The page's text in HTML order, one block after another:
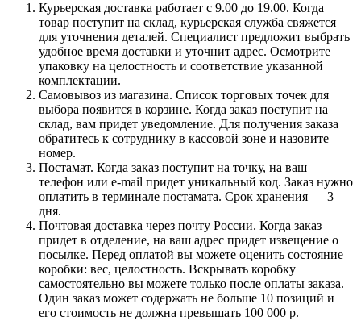
Курьерская доставка работает с 9.00 до 19.00. Когда
товар поступит на склад, курьерская служба свяжется
для уточнения деталей. Специалист предложит выбрать
удобное время доставки и уточнит адрес. Осмотрите
упаковку на целостность и соответствие указанной
комплектации.
Самовывоз из магазина. Список торговых точек для
выбора появится в корзине. Когда заказ поступит на
склад, вам придет уведомление. Для получения заказа
обратитесь к сотруднику в кассовой зоне и назовите
номер.
Постамат. Когда заказ поступит на точку, на ваш
телефон или e-mail придет уникальный код. Заказ нужно
оплатить в терминале постамата. Срок хранения — 3
дня.
Почтовая доставка через почту России. Когда заказ
придет в отделение, на ваш адрес придет извещение о
посылке. Перед оплатой вы можете оценить состояние
коробки: вес, целостность. Вскрывать коробку
самостоятельно вы можете только после оплаты заказа.
Один заказ может содержать не больше 10 позиций и
его стоимость не должна превышать 100 000 р.